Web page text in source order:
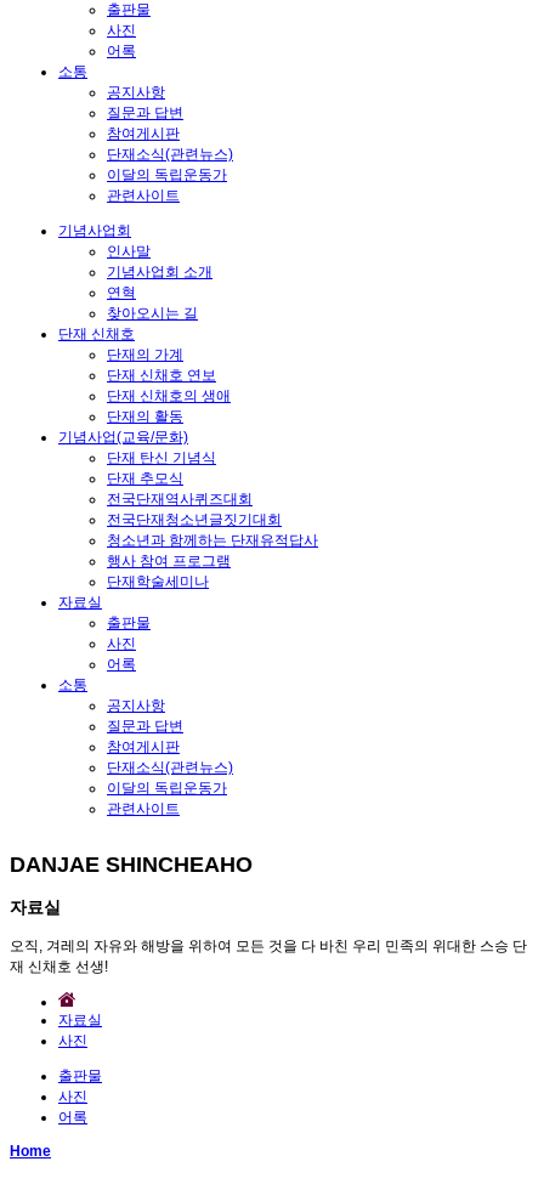
출판물
사진
어록
소통
공지사항
질문과 답변
참여게시판
단재소식(관련뉴스)
이달의 독립운동가
관련사이트
기념사업회
인사말
기념사업회 소개
연혁
찾아오시는 길
단재 신채호
단재의 가계
단재 신채호 연보
단재 신채호의 생애
단재의 활동
기념사업(교육/문화)
단재 탄신 기념식
단재 추모식
전국단재역사퀴즈대회
전국단재청소년글짓기대회
청소년과 함께하는 단재유적답사
행사 참여 프로그램
단재학술세미나
자료실
출판물
사진
어록
소통
공지사항
질문과 답변
참여게시판
단재소식(관련뉴스)
이달의 독립운동가
관련사이트
DANJAE SHINCHEAHO
자료실
오직, 겨레의 자유와 해방을 위하여 모든 것을 다 바친 우리 민족의 위대한 스승 단
재 신채호 선생!
자료실
사진
출판물
사진
어록
Home